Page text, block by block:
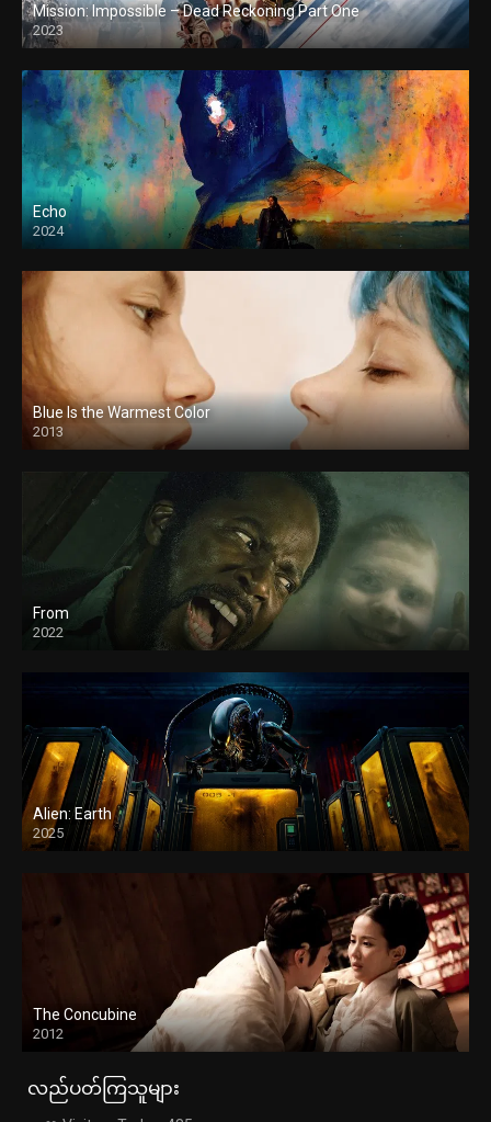
Mission: Impossible – Dead Reckoning Part One
2023
Echo
2024
Blue Is the Warmest Color
2013
From
2022
Alien: Earth
2025
The Concubine
2012
လည်ပတ်ကြသူများ